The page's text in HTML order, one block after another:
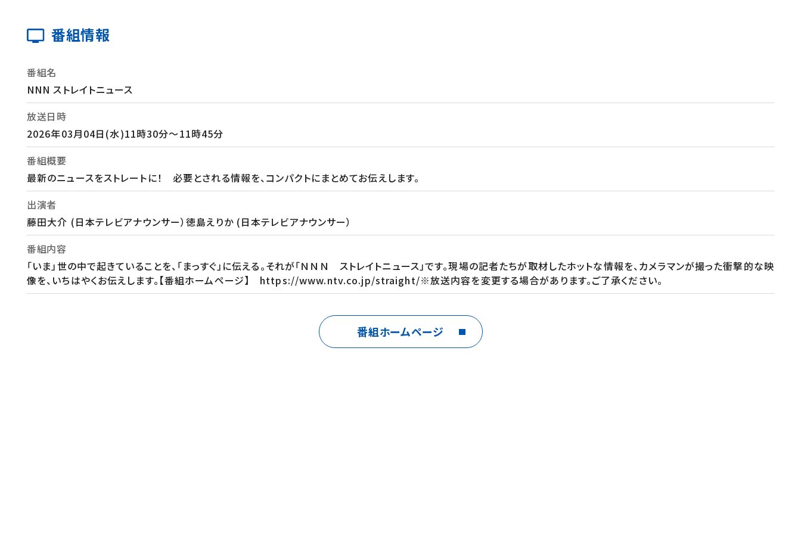
番組情報
番組名
NNN ストレイトニュース
放送日時
2026年03月04日(水)11時30分～11時45分
番組概要
最新のニュースをストレートに！ 必要とされる情報を、コンパクトにまとめてお伝えします。
出演者
藤田大介 (日本テレビアナウンサー）徳島えりか (日本テレビアナウンサー）
番組内容
「いま」世の中で起きていることを、「まっすぐ」に伝える。それが「ＮＮＮ ストレイトニュース」です。現場の記者たちが取材したホットな情報を、カメラマンが撮った衝撃的な映
像を、いちはやくお伝えします。【番組ホームページ】 https://www.ntv.co.jp/straight/※放送内容を変更する場合があります。ご了承ください。
番組ホームページ